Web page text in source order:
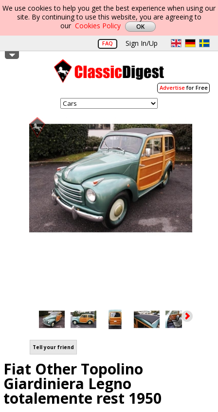
We use cookies to help you get the best experience when using our
site. By continuing to use this website, you are agreeing to
our Cookies Policy
FAQ Sign In/Up
Advertisefor Free
Tell your friend
Fiat Other Topolino
Giardiniera Legno
totalemente rest 1950